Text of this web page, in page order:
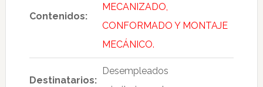
Contenidos:
MECANIZADO,
CONFORMADO Y MONTAJE
MECÁNICO.
Destinatarios:
Desempleados